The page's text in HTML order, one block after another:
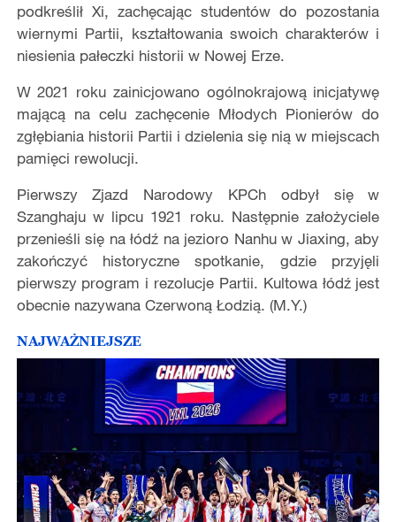
podkreślił Xi, zachęcając studentów do pozostania
wiernymi Partii, kształtowania swoich charakterów i
niesienia pałeczki historii w Nowej Erze.
W 2021 roku zainicjowano ogólnokrajową inicjatywę
mającą na celu zachęcenie Młodych Pionierów do
zgłębiania historii Partii i dzielenia się nią w miejscach
pamięci rewolucji.
Pierwszy Zjazd Narodowy KPCh odbył się w
Szanghaju w lipcu 1921 roku. Następnie założyciele
przenieśli się na łódź na jezioro Nanhu w Jiaxing, aby
zakończyć historyczne spotkanie, gdzie przyjęli
pierwszy program i rezolucje Partii. Kultowa łódź jest
obecnie nazywana Czerwoną Łodzią. (M.Y.)
NAJWAŻNIEJSZE